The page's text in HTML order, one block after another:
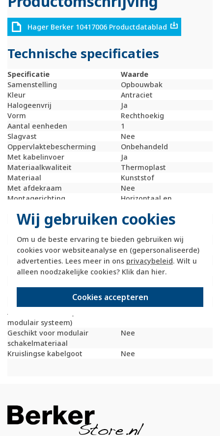
Wij gebruiken cookies
Om u de beste ervaring te bieden gebruiken wij
cookies voor websiteanalyse en (gepersonaliseerde)
advertenties. Lees meer in ons privacybeleid. Wilt u
alleen noodzakelijke cookies? Klik dan hier.
Cookies accepteren
Hager Berker 10417006 Productdatablad
Technische specificaties
Specificatie
Waarde
Samenstelling
Opbouwbak
Kleur
Antraciet
Halogeenvrij
Ja
Vorm
Rechthoekig
Aantal eenheden
1
Slagvast
Nee
Oppervlaktebescherming
Onbehandeld
Met kabelinvoer
Ja
Materiaalkwaliteit
Thermoplast
Materiaal
Kunststof
Met afdekraam
Nee
Montagerichting
Horizontaal en
RAL-nummer (vergelijkbaar)
7021
Beschermingsgraad (IP)
Transparant
Nee
Uitvoering oppervlakte
Mat
Met wartelinvoering
Nee
Met kanaalinvoering
Ja
Schakelmateriaaldiepte
41,5 Millimeter (mm)
Aantal modules (bij
modulair systeem)
Geschikt voor modulair
schakelmateriaal
Nee
Kruislingse kabelgoot Nee